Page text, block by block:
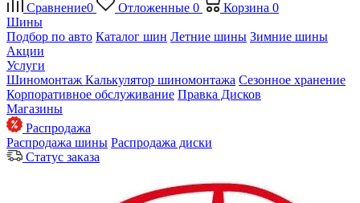
Сравнение0 Отложенные 0 Корзина 0
Шины
Подбор по авто Каталог шин Летние шины Зимние шины
Акции
Услуги
Шиномонтаж Калькулятор шиномонтажа Сезонное хранение
Корпоративное обслуживание Правка Дисков
Магазины
Распродажа
Распродажа шины Распродажа диски
Статус заказа